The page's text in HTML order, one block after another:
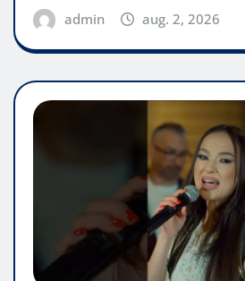
admin aug. 2, 2026